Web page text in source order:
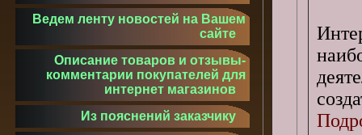
Ведем ленту новостей на Вашем
сайте
Описание товаров и отзывы-
комментарии покупателей для
интернет магазинов
Из пояснений заказчику